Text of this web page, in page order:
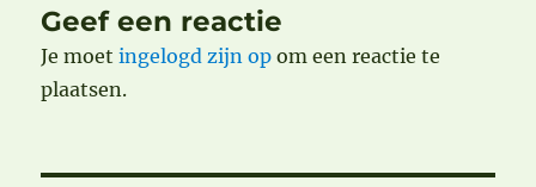
Geef een reactie
Je moetingelogd zijn op om een reactie te
plaatsen.